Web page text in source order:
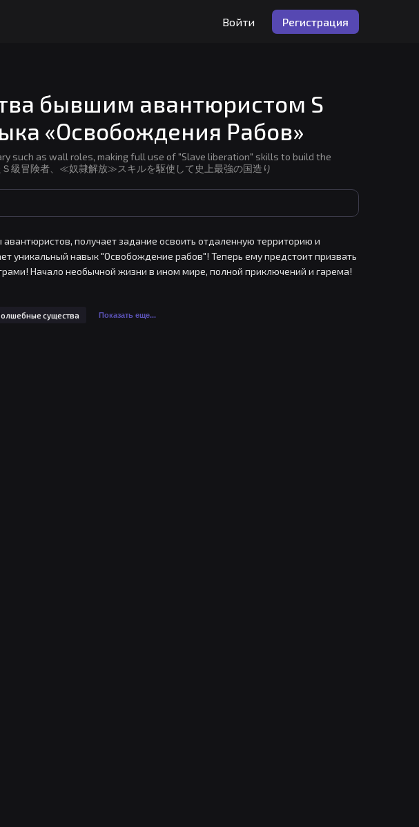
Войти Регистрация
бывшим авантюристом S
«Освобождения Рабов»
such as wall roles, making full use of "Slave liberation" skills to build the
級冒険者、≪奴隷解放≫スキルを駆使して史上最強の国造り
получает задание освоить отдаленную территорию и
уникальный навык "Освобождение рабов"! Теперь ему предстоит призвать
Начало необычной жизни в ином мире, полной приключений и гарема!
существа Показать еще...